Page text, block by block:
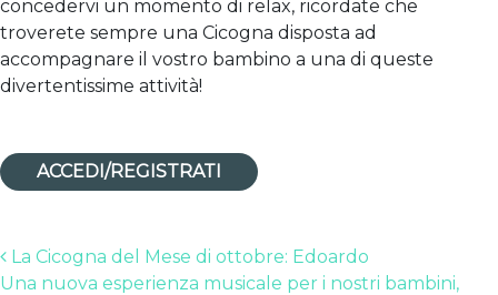
concedervi un momento di relax, ricordate che
troverete sempre una Cicogna disposta ad
accompagnare il vostro bambino a una di queste
divertentissime attività!
ACCEDI/REGISTRATI
Post navigation
La Cicogna del Mese di ottobre: Edoardo
Una nuova esperienza musicale per i nostri bambini,